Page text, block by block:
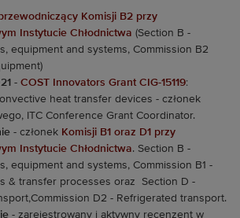
Komisji B2 przy
Instytucie Chłodnictwa (Section B -
equipment and systems, Commission B2
- COST Innovators Grant CIG-15119:
heat transfer devices - członek
ITC Conference Grant Coordinator.
- członek Komisji B1 oraz D1 przy
Instytucie Chłodnictwa. Section B -
equipment and systems, Commission B1 -
& transfer processes oraz Section D -
D2 - Refrigerated transport.
- zarejestrowany i aktywny recenzent w